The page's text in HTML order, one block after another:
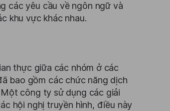
các yêu cầu về ngôn ngữ và
khu vực khác nhau.
thực giữa các nhóm ở các
bao gồm các chức năng dịch
công ty sử dụng các giải
hội nghị truyền hình, điều này